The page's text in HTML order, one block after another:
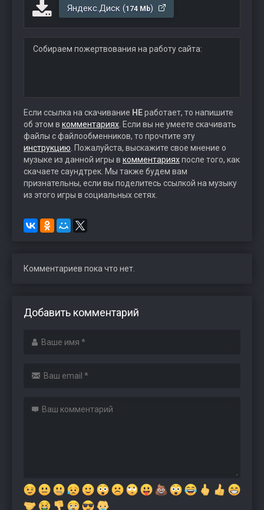
Яндекс.Диск (174 Mb)
Собираем пожертвования на работу сайта:
Если ссылка на скачивание НЕработает, то напишите
об этом в комментариях . Если вы не умеете скачивать
файлы с файлообменников, то прочтите эту
инструкцию . Пожалуйста, выскажите свое мнение о
музыке из данной игры в комментарияхпосле того, как
скачаете саундтрек. Мы также будем вам
признательны, если вы поделитесь ссылкой на музыку
из этого игры в социальных сетях.
Комментариев пока что нет.
Добавить комментарий